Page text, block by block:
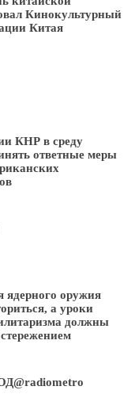
Кинокультурный
Китая
КНР в среду
ответные меры
ядерного оружия
а уроки
должны